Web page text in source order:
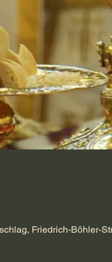
Friedrich-Böhler-